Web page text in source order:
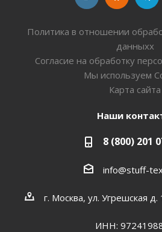
Политика в отношении
данныхх
Согласие на обработку
Мы используем
Карта сайта
Наши
8 (800) 201
info@stuff-
г. Москва, ул. Угрешская
ИНН: